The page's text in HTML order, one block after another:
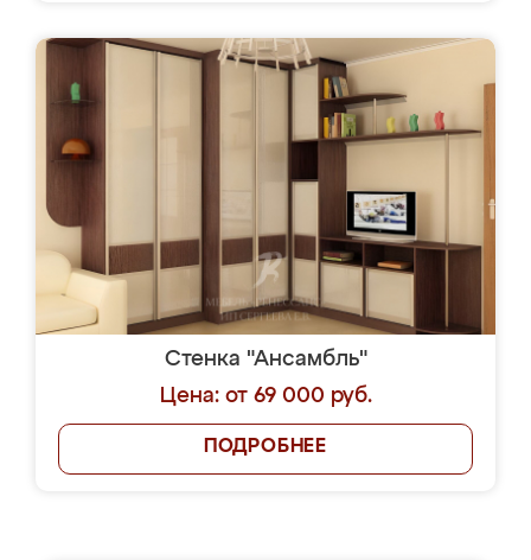
Стенка "Ансамбль"
Цена: от 69 000 руб.
ПОДРОБНЕЕ